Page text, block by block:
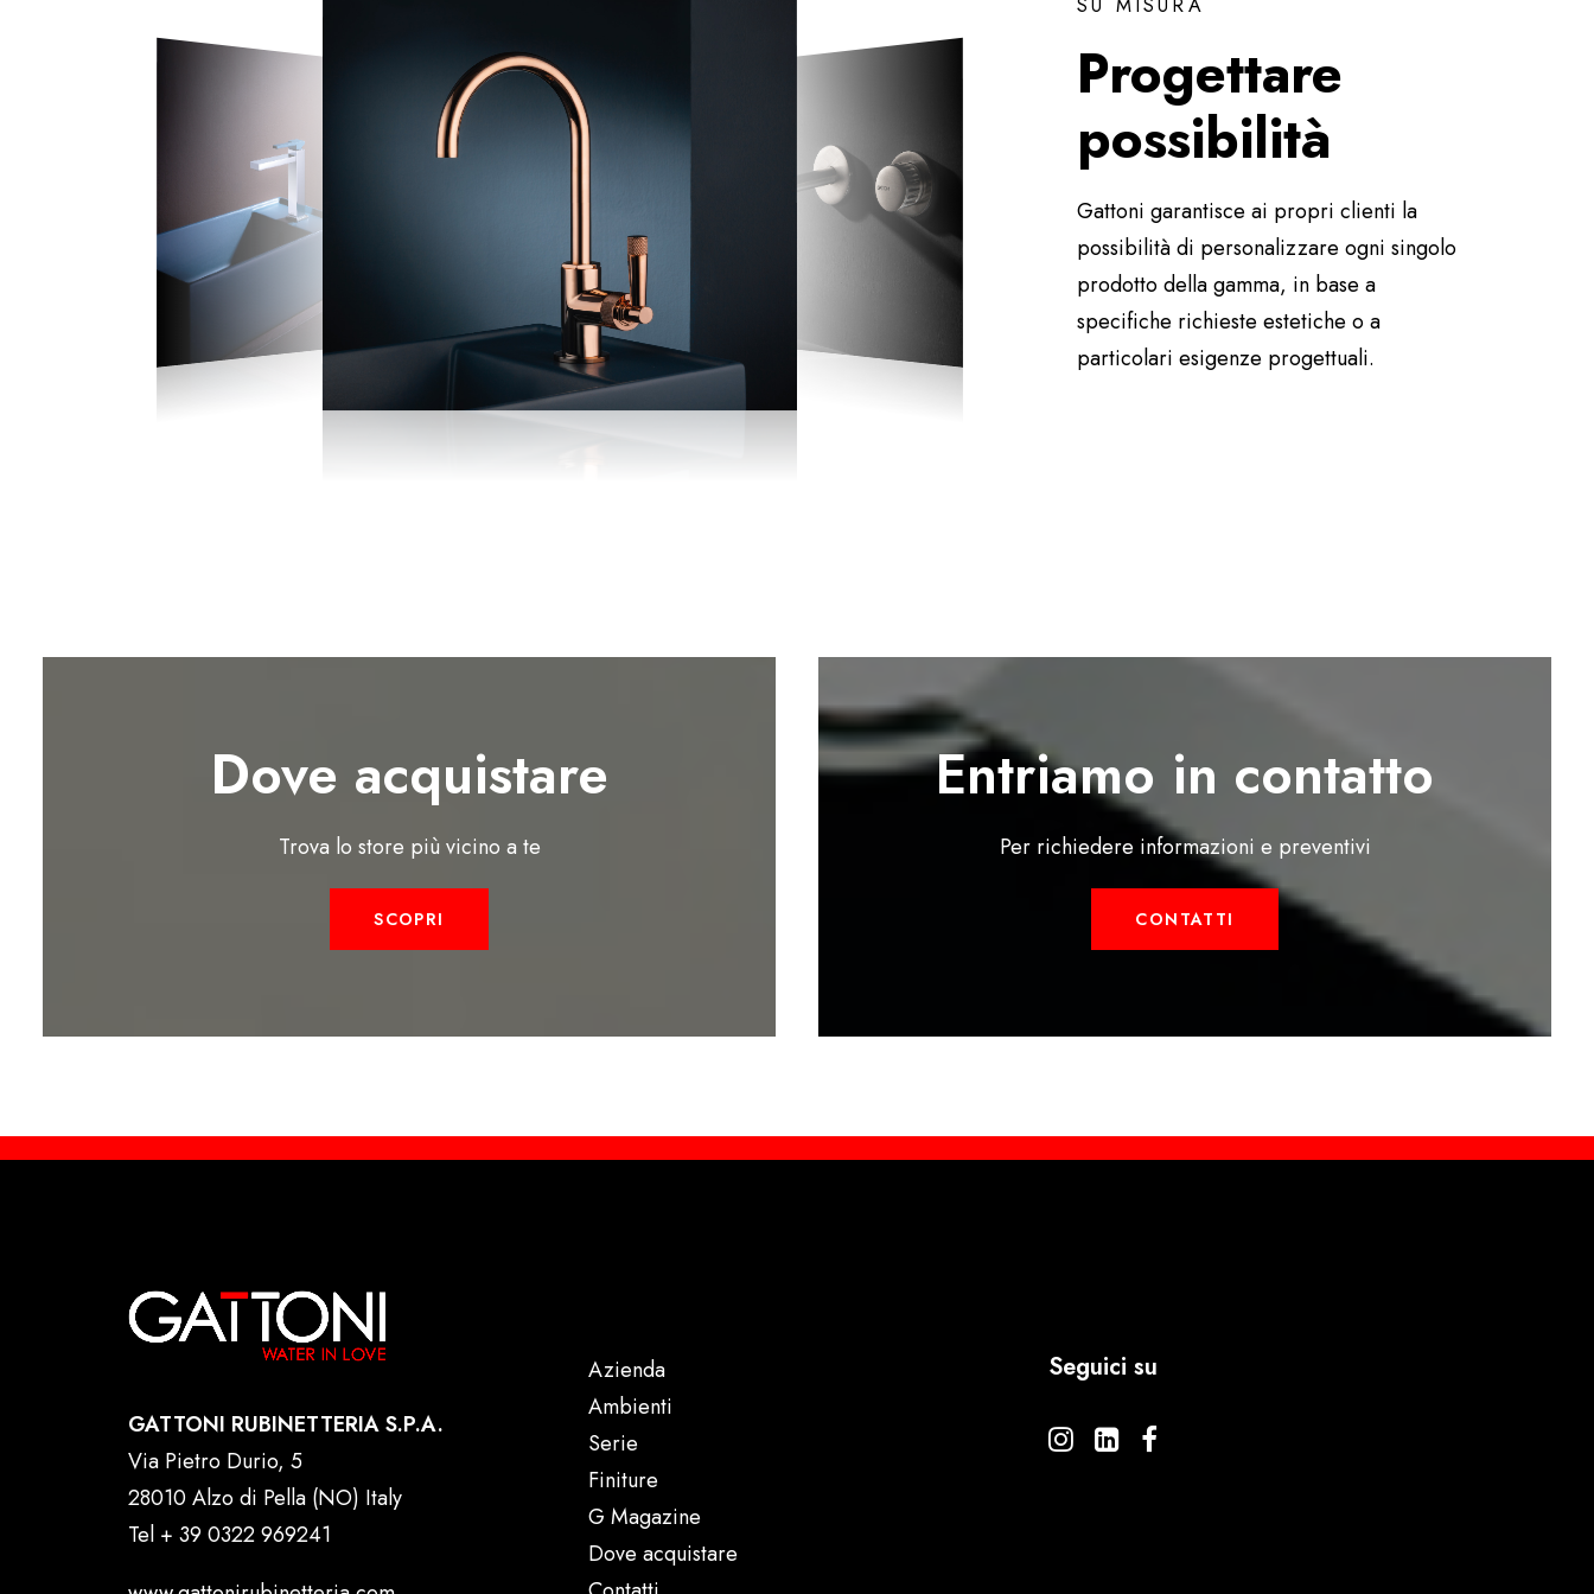
Progettare
possibilità
Gattoni garantisce ai propri clienti la
possibilità di personalizzare ogni singolo
prodotto della gamma, in base a
specifiche richieste estetiche o a
particolari esigenze progettuali.
Dove acquistare
Trova lo store più vicino a te
SCOPRI
Entriamo in contatto
Per richiedere informazioni e preventivi
CONTATTI
GATTONI RUBINETTERIA S.P.A.
Via Pietro Durio, 5
28010 Alzo di Pella (NO) Italy
Tel + 39 0322 969241
Azienda
Ambienti
Serie
Finiture
G Magazine
Dove acquistare
Seguici su